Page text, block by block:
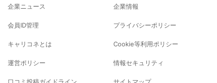
企業ニュース
会員ID管理
キャリコネとは
運営ポリシー
口コミ投稿ガイドライン
企業情報
プライバシーポリシー
Cookie等利用ポリシー
情報セキュリティ
サイトマップ